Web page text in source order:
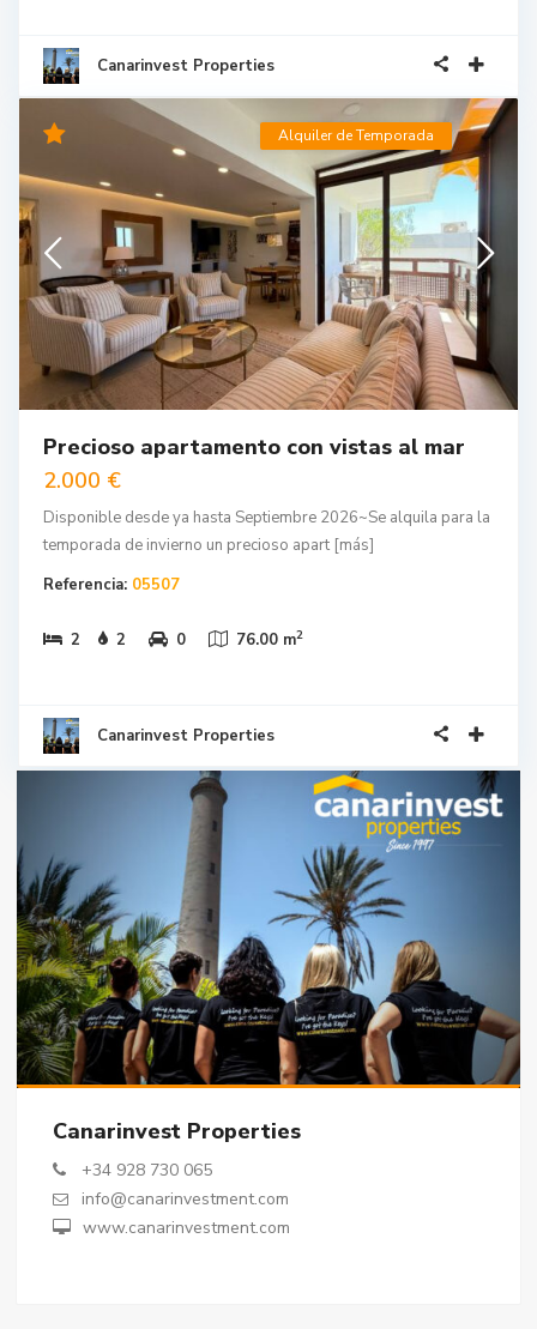
Canarinvest Properties
Alquiler de Temporada
Precioso apartamento con vistas al mar
2.000 €
Disponible desde ya hasta Septiembre 2026~Se alquila para la
temporada de invierno un precioso apart [más]
Referencia: 05507
2 2 0 76.00 m2
Canarinvest Properties
Canarinvest Properties
+34 928 730 065
info@canarinvestment.com
www.canarinvestment.com